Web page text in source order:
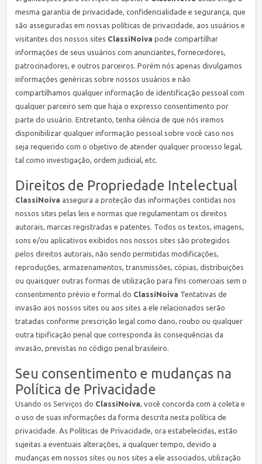
mesma garantia de privacidade, confidencialidade e segurança, que
são asseguradas em nossas políticas de privacidade, aos usuários e
visitantes dos nossos sites ClassiNoiva pode compartilhar
informações de seus usuários com anunciantes, fornecedores,
patrocinadores, e outros parceiros. Porém nós apenas divulgamos
informações genéricas sobre nossos usuários e não
compartilhamos qualquer informação de identificação pessoal com
qualquer parceiro sem que haja o expresso consentimento por
parte do usuário. Entretanto, tenha ciência de que nós iremos
disponibilizar qualquer informação pessoal sobre você caso nos
seja requerido com o objetivo de atender qualquer processo legal,
tal como investigação, ordem judicial, etc.
Direitos de Propriedade Intelectual
ClassiNoiva assegura a proteção das informações contidas nos
nossos sites pelas leis e normas que regulamentam os direitos
autorais, marcas registradas e patentes. Todos os textos, imagens,
sons e/ou aplicativos exibidos nos nossos sites são protegidos
pelos direitos autorais, não sendo permitidas modificações,
reproduções, armazenamentos, transmissões, cópias, distribuições
ou quaisquer outras formas de utilização para fins comerciais sem o
consentimento prévio e formal do ClassiNoiva Tentativas de
invasão aos nossos sites ou aos sites a ele relacionados serão
tratadas conforme prescrição legal como dano, roubo ou qualquer
outra tipificação penal que corresponda às consequências da
invasão, previstas no código penal brasileiro.
Seu consentimento e mudanças na
Política de Privacidade
Usando os Serviços do ClassiNoiva, você concorda com a coleta e
o uso de suas informações da forma descrita nesta política de
privacidade. As Políticas de Privacidade, ora estabelecidas, estão
sujeitas a eventuais alterações, a qualquer tempo, devido a
mudanças em nossos sites ou nos sites a ele associados, utilização